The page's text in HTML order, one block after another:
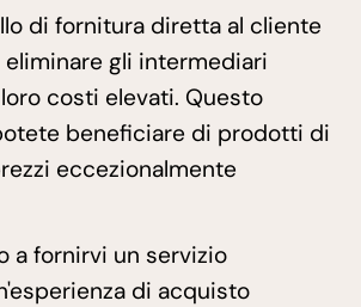
di fornitura diretta al cliente
gli intermediari
costi elevati. Questo
beneficiare di prodotti di
eccezionalmente
a fornirvi un servizio
di acquisto